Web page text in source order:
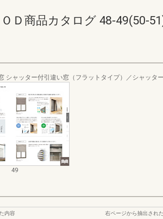
Ｄ商品カタログ 48-49(50-
シャッター付引違い窓（フラットタイプ）／シャッタ
49
内容
右ページから抽出され